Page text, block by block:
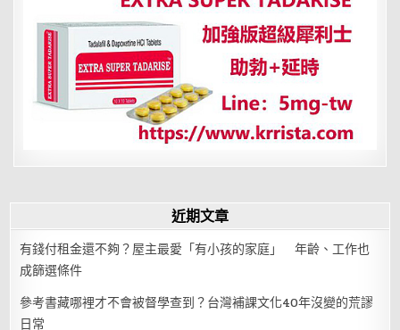
近期文章
有錢付租金還不夠？屋主最愛「有小孩的家庭」 年齡、工作也
成篩選條件
參考書藏哪裡才不會被督學查到？台灣補課文化40年沒變的荒謬
日常